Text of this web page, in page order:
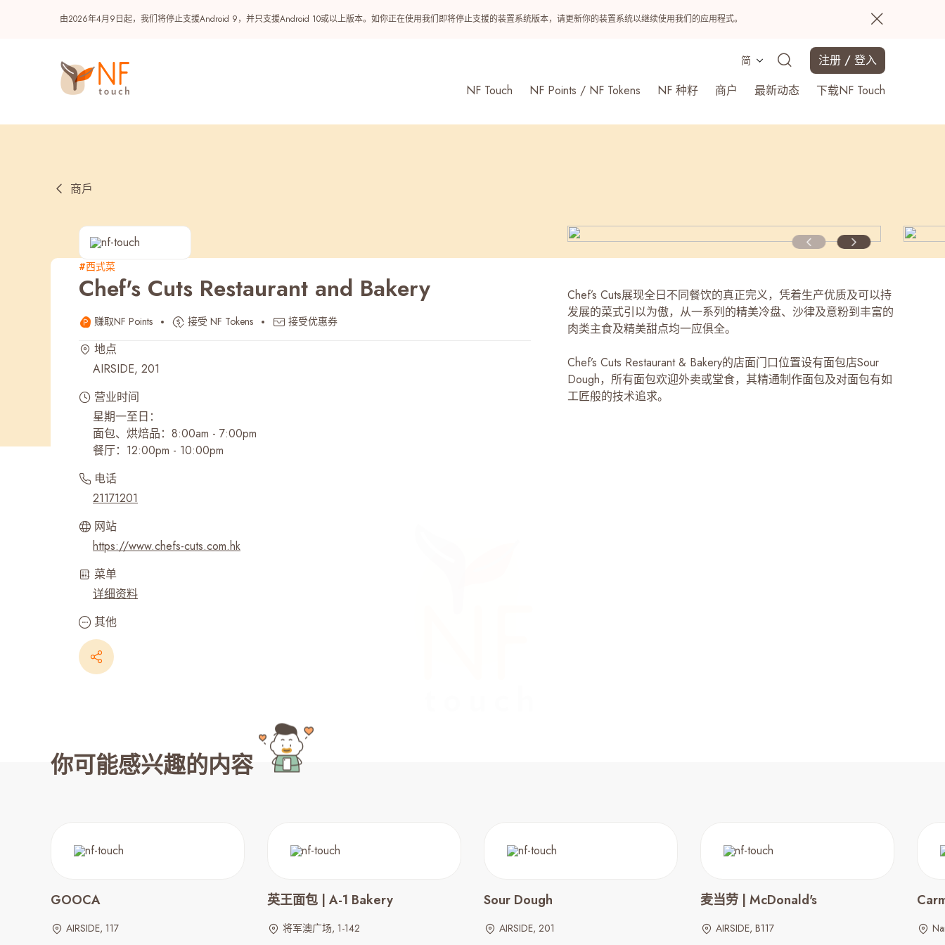
由2026年4月9日起，我们将停止支援Android 9，并只支援Android 10或以上版本。如你正在使用我们即将停止支援的装置系统版本，请更新你的装置系统以继续使用我们的应用程式。
简
注册 / 登入
NF Touch
NF Points / NF Tokens NF 种籽 商户 最新动态 下载NF Touch
热门
NF 种籽 NF Points AIRSIDE 奖赏
最近搜寻纪录
商戶
#西式菜
Chef's Cuts Restaurant and Bakery
赚取NF Points 接受 NF Tokens 接受优惠券
地点
AIRSIDE, 201
营业时间
星期一至日：
面包、烘焙品：8:00am - 7:00pm
餐厅：12:00pm - 10:00pm
电话
21171201
网站
https://www.chefs-cuts.com.hk
菜单
详细资料
其他
Chef’s Cuts展现全日不同餐饮的真正完义，凭着生产优质及可以持
发展的菜式引以为傲，从一系列的精美冷盘、沙律及意粉到丰富的
肉类主食及精美甜点均一应俱全。
Chef’s Cuts Restaurant & Bakery的店面门口位置设有面包店Sour
Dough，所有面包欢迎外卖或堂食，其精通制作面包及对面包有如
工匠般的技术追求。
你可能感兴趣的内容
GOOCA
AIRSIDE, 117
英王面包 | A-1 Bakery
将军澳广场, 1-142
Sour Dough
AIRSIDE, 201
麦当劳 | McDonald's
AIRSIDE, B117